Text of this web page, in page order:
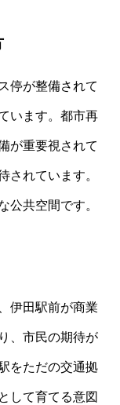
停が整備されて
います。都市再
が重要視されて
されています。
公共空間です。
伊田駅前が商業
、市民の期待が
をただの交通拠
して育てる意図